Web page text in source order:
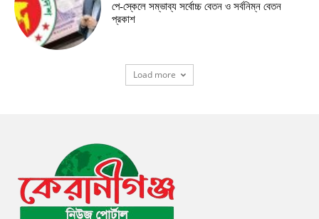
পে-স্কেলে সম্ভাব্য সর্বোচ্চ বেতন ও সর্বনিম্ন বেতন
প্রকাশ
Load more